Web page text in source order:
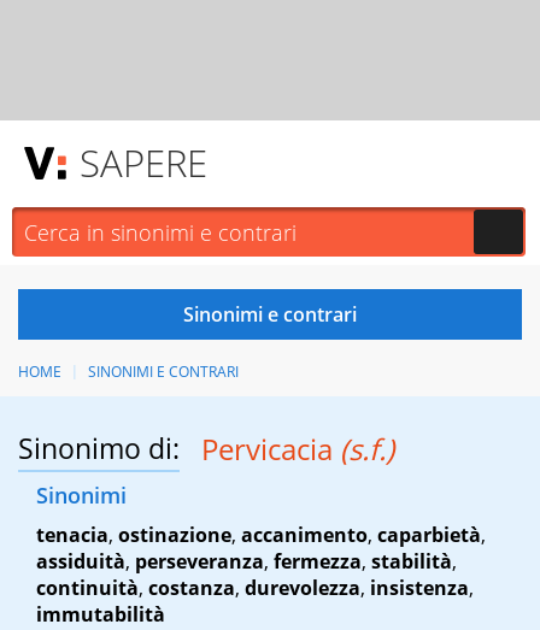
SAPERE
HOME SINONIMI E CONTRARI
Sinonimo di: Pervicacia (s.f.)
Sinonimi
tenacia, ostinazione, accanimento, caparbietà,
assiduità, perseveranza, fermezza, stabilità,
continuità, costanza, durevolezza, insistenza,
immutabilità